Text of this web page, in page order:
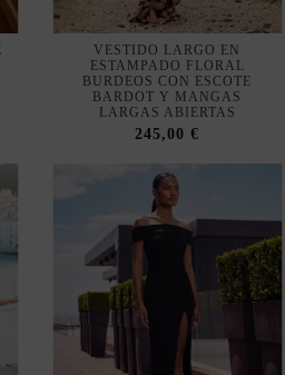
VESTIDO DE INVITADA
LARGO NEGRO CON ESCOTE
BARDOT
112,00 €